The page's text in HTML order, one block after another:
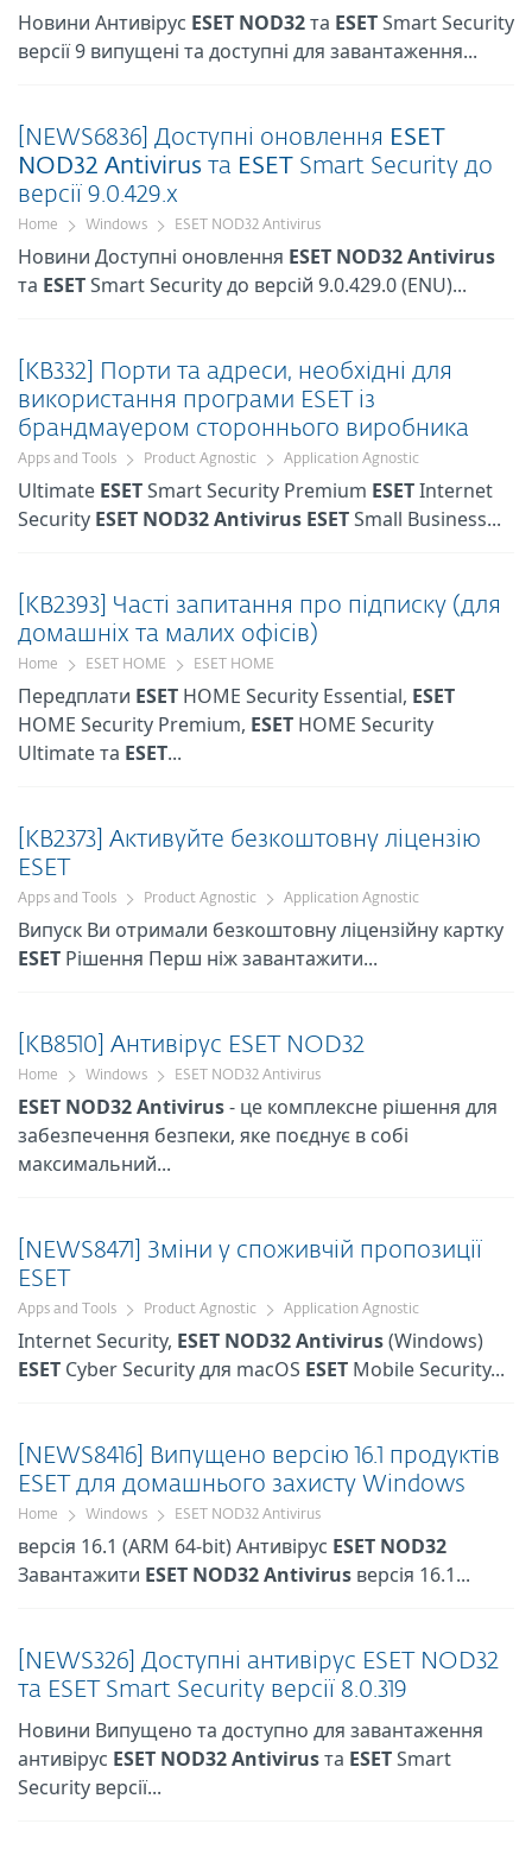
Новини Антивірус ESET NOD32та ESETSmart Security
версії 9 випущені та доступні для завантаження...
[NEWS6836] Доступні оновлення ESET
NOD32 Antivirus та ESET Smart Security до
версії 9.0.429.x
Home Windows ESET NOD32 Antivirus
Новини Доступні оновлення ESET NOD32Antivirus
та ESETSmart Security до версій 9.0.429.0 (ENU)...
[KB332] Порти та адреси, необхідні для
використання програми ESET із
брандмауером стороннього виробника
Apps and Tools Product Agnostic Application Agnostic
Ultimate ESETSmart Security Premium ESETInternet
Security ESET NOD32Antivirus ESETSmall Business...
[KB2393] Часті запитання про підписку (для
домашніх та малих офісів)
Home ESET HOME ESET HOME
Передплати ESET HOME Security Essential, ESET
HOME Security Premium, ESET HOME Security
Ultimate та ESET...
[KB2373] Активуйте безкоштовну ліцензію
ESET
Apps and Tools Product Agnostic Application Agnostic
Випуск Ви отримали безкоштовну ліцензійну картку
ESET Рішення Перш ніж завантажити...
[KB8510] Антивірус ESET NOD32
Home Windows ESET NOD32 Antivirus
ESET NOD32Antivirus- це комплексне рішення для
забезпечення безпеки, яке поєднує в собі
максимальний...
[NEWS8471] Зміни у споживчій пропозиції
ESET
Apps and Tools Product Agnostic Application Agnostic
Internet Security, ESET NOD32Antivirus(Windows)
ESET Cyber Security для macOS ESET Mobile Security...
[NEWS8416] Випущено версію 16.1 продуктів
ESET для домашнього захисту Windows
Home Windows ESET NOD32 Antivirus
версія 16.1 (ARM 64-bit) Антивірус ESET NOD32
Завантажити ESET NOD32Antivirus версія 16.1...
[NEWS326] Доступні антивірус ESET NOD32
та ESET Smart Security версії 8.0.319
Новини Випущено та доступно для завантаження
антивірус ESET NOD32Antivirusта ESETSmart
Security версії...